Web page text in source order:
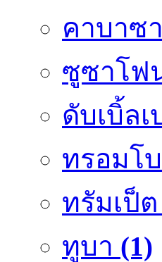
คาบาซา
ซูซาโฟ
ดับเบิ้ลเ
ทรอมโ
ทรัมเป็ต
ทูบา (1)